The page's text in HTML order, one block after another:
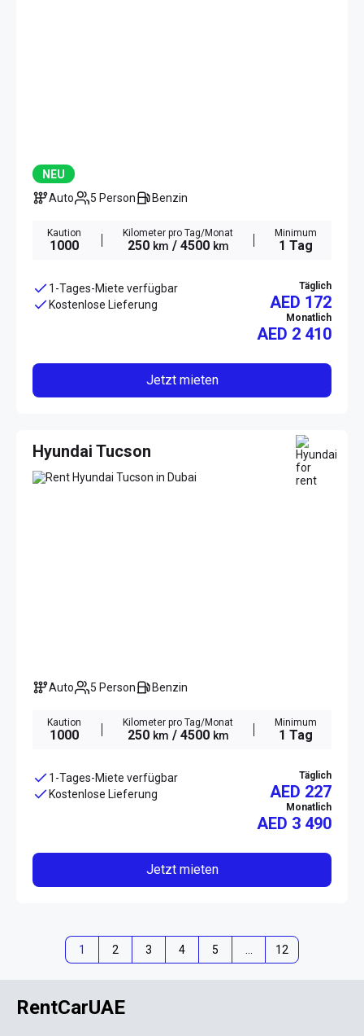
NEU
Auto
5 Person Benzin
Kaution
1000
Kilometer pro Tag/Monat
250 km / 4500 km
Minimum
1 Tag
1-Tages-Miete verfügbar
Kostenlose Lieferung
Täglich
AED 172
Monatlich
AED 2 410
Jetzt mieten
Hyundai Tucson
Auto 5 Person Benzin
Kaution
1000
Kilometer pro Tag/Monat
250 km / 4500 km
Minimum
1 Tag
1-Tages-Miete verfügbar
Kostenlose Lieferung
Täglich
AED 227
Monatlich
AED 3 490
Jetzt mieten
1 2 3 4 5 … 12
RentCarUAE